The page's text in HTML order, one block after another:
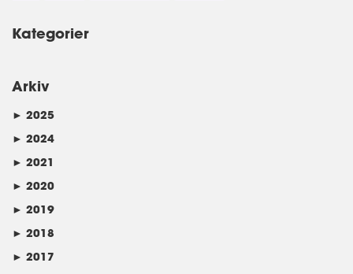
Kategorier
Arkiv
► 2025
► 2024
► 2021
► 2020
► 2019
► 2018
► 2017